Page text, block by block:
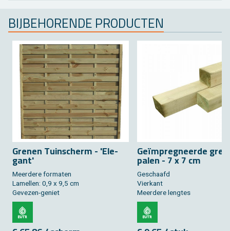
BIJ­BE­HO­REN­DE PRO­DUC­TEN
Gre­nen Tuin­scherm - 'Ele­
gant'
Meer­de­re for­ma­ten
La­mel­len: 0,9 x 9,5 cm
Ge­ve­zen-ge­niet
Geïmpreg­neer­de
palen - 7 x 7 cm
Ge­schaafd
Vier­kant
Meer­de­re leng­tes